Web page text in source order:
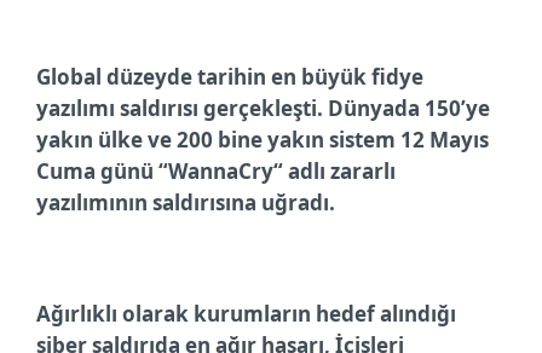
Global düzeyde tarihin en büyük fidye
yazılımı saldırısı gerçekleşti. Dünyada 150’ye
yakın ülke ve 200 bine yakın sistem 12 Mayıs
Cuma günü “WannaCry“ adlı zararlı
yazılımının saldırısına uğradı.
Ağırlıklı olarak kurumların hedef alındığı
siber saldırıda en ağır hasarı, İçişleri